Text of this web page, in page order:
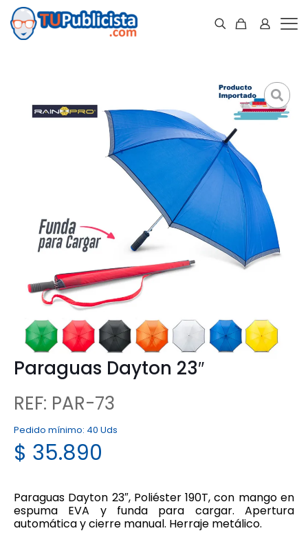
Paraguas Dayton 23″
REF: PAR-73
Pedido mínimo: 40 Uds
$ 35.890
Paraguas Dayton 23″, Poliéster 190T, con mango en
espuma EVA y funda para cargar. Apertura
automática y cierre manual. Herraje metálico.